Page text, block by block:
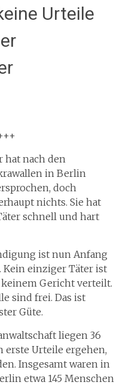
Urteile
hat nach den
in Berlin
doch
nichts. Sie hat
schnell und hart
ist nun Anfang
Kein einziger Täter ist
Gericht verteilt.
sind frei. Das ist
Güte.
liegen 36
erste Urteile ergehen,
Insgesamt waren in
etwa 145 Menschen